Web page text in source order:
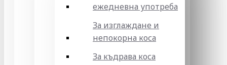
ежедневна употреба
За изглаждане и
непокорна коса
За къдрава коса